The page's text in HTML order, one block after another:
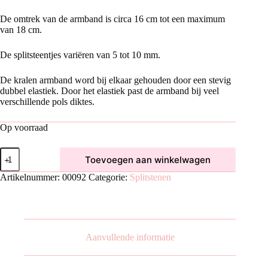
De omtrek van de armband is circa 16 cm tot een maximum
van 18 cm.
De splitsteentjes variëren van 5 tot 10 mm.
De kralen armband word bij elkaar gehouden door een stevig
dubbel elastiek. Door het elastiek past de armband bij veel
verschillende pols diktes.
Op voorraad
Howliet
Splitarmband
aantal
Toevoegen aan winkelwagen
Artikelnummer: 00092 Categorie: Splitstenen
Aanvullende informatie